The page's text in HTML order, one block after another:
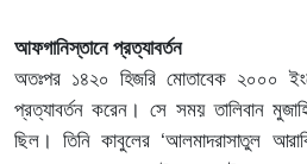
আফগানিস্তানে প্রত্যাবর্তন
অতঃপর ১৪২০ হিজরি মোতাবেক ২০০০
প্রত্যাবর্তন করেন। সে সময় তালিবান
ছিল। তিনি কাবুলের ‘আলমাদরাসাতুল